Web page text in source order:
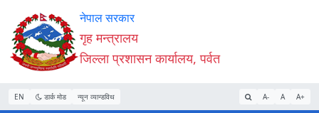
Accessibility
Mode
सुरु
गर्नुहोस्
सामाग्री
पढ्नुहाेस्
नेभिगेसन
पढ्नुहाेस्
वेबसाइट
खोजमा
जानुहोस्
नेपाल सरकार
गृह मन्त्रालय
जिल्ला प्रशासन कार्यालय, पर्वत
EN डार्क मोड न्यून व्यान्डविथ A- A A+